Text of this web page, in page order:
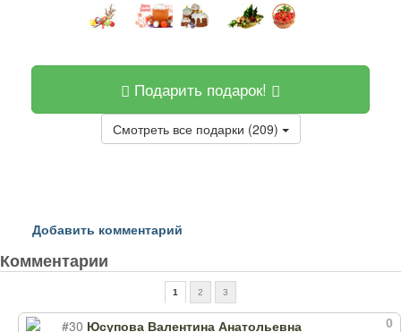
Подарить подарок!
Смотреть все подарки (209)
Добавить комментарий
Комментарии
1 2 3
0
#30 Юсупова Валентина Анатольевна